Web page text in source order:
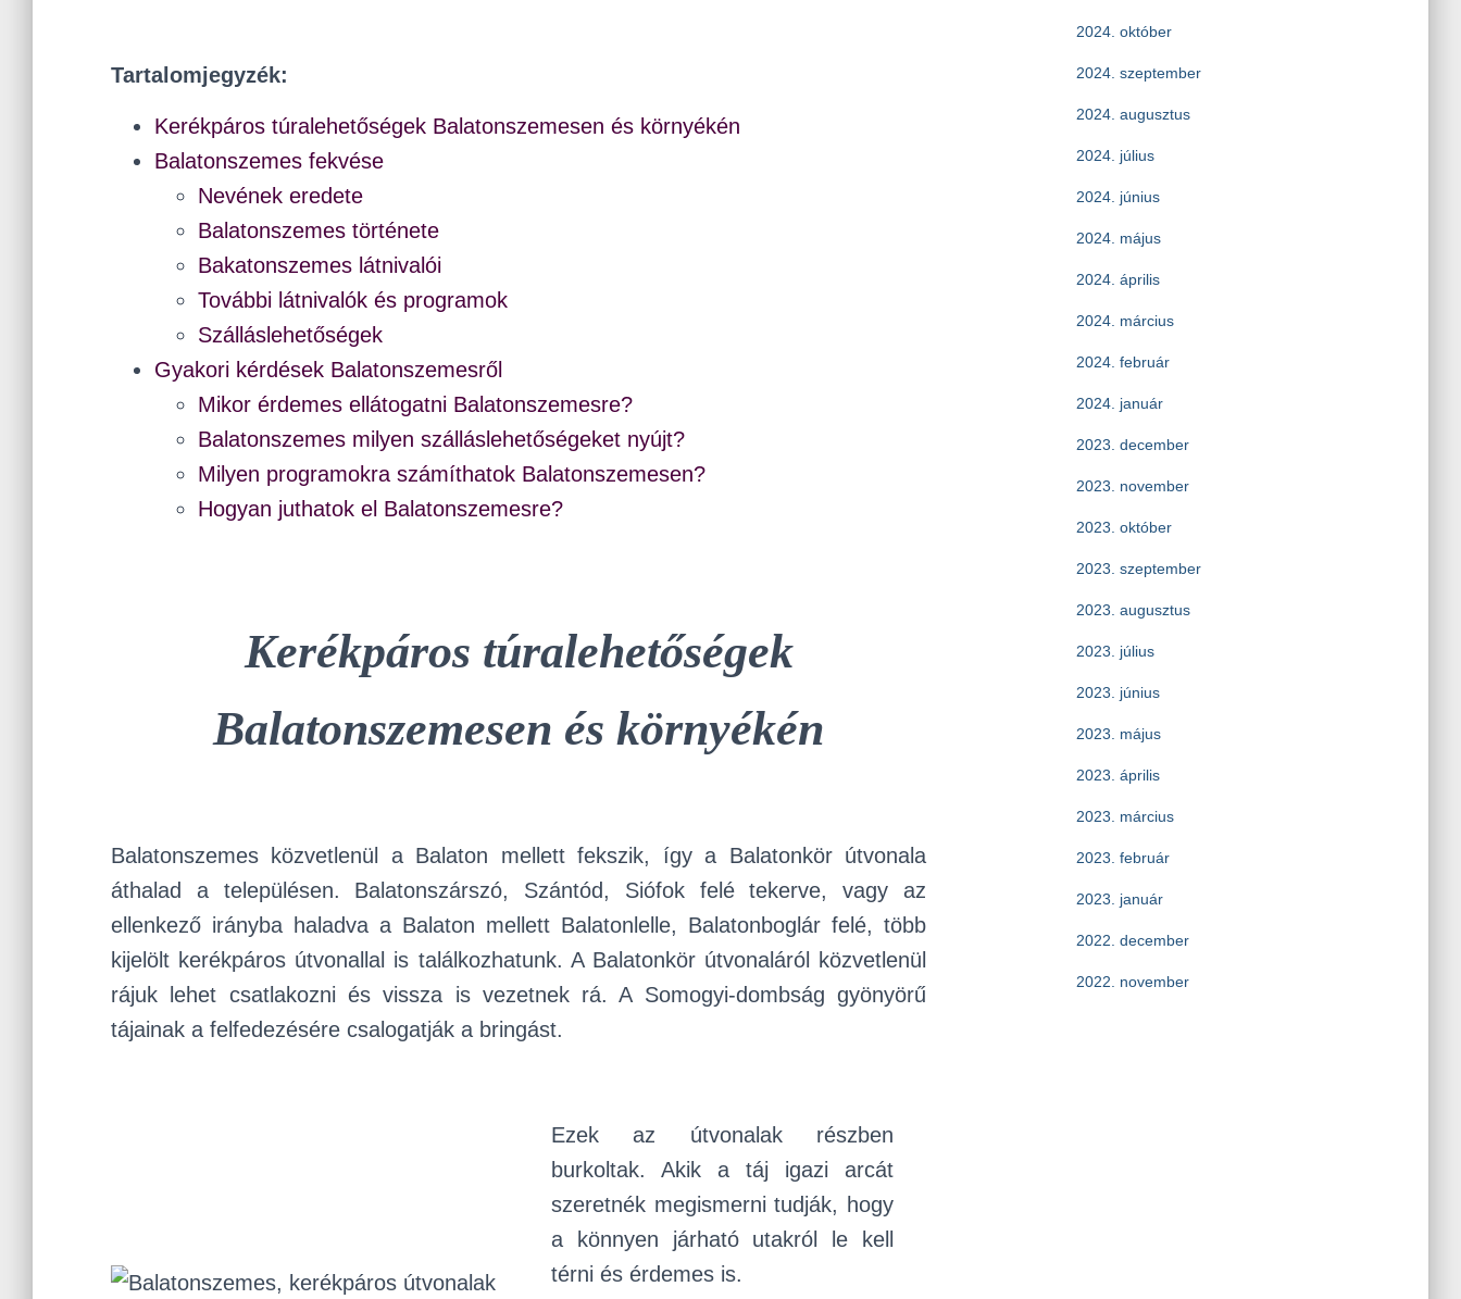
Tartalomjegyzék:
Kerékpáros túralehetőségek Balatonszemesen és környékén
Balatonszemes fekvése
Nevének eredete
Balatonszemes története
Bakatonszemes látnivalói
További látnivalók és programok
Szálláslehetőségek
Gyakori kérdések Balatonszemesről
Mikor érdemes ellátogatni Balatonszemesre?
Balatonszemes milyen szálláslehetőségeket nyújt?
Milyen programokra számíthatok Balatonszemesen?
Hogyan juthatok el Balatonszemesre?
Kerékpáros túralehetőségek
Balatonszemesen és környékén
Balatonszemes közvetlenül a Balaton mellett fekszik, így a Balatonkör útvonala
áthalad a településen. Balatonszárszó, Szántód, Siófok felé tekerve, vagy az
ellenkező irányba haladva a Balaton mellett Balatonlelle, Balatonboglár felé, több
kijelölt kerékpáros útvonallal is találkozhatunk. A Balatonkör útvonaláról közvetlenül
rájuk lehet csatlakozni és vissza is vezetnek rá. A Somogyi-dombság gyönyörű
tájainak a felfedezésére csalogatják a bringást.
Ezek az útvonalak részben
burkoltak. Akik a táj igazi arcát
szeretnék megismerni tudják, hogy
a könnyen járható utakról le kell
térni és érdemes is.
2024. október
2024. szeptember
2024. augusztus
2024. július
2024. június
2024. május
2024. április
2024. március
2024. február
2024. január
2023. december
2023. november
2023. október
2023. szeptember
2023. augusztus
2023. július
2023. június
2023. május
2023. április
2023. március
2023. február
2023. január
2022. december
2022. november